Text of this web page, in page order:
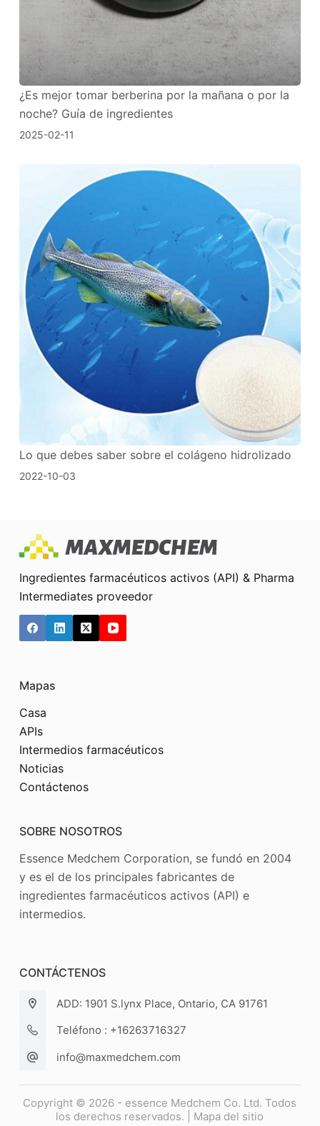
¿Es mejor tomar berberina por la mañana o por la
noche? Guía de ingredientes
2025-02-11
Lo que debes saber sobre el colágeno hidrolizado
2022-10-03
Ingredientes farmacéuticos activos (API) & Pharma
Intermediates proveedor
Mapas
Casa
APIs
Intermedios farmacéuticos
Noticias
Contáctenos
SOBRE NOSOTROS
Essence Medchem Corporation, se fundó en 2004
y es el de los principales fabricantes de
ingredientes farmacéuticos activos (API) e
intermedios.
CONTÁCTENOS
ADD: 1901 S.lynx Place, Ontario, CA 91761
Teléfono : +16263716327
info@maxmedchem.com
Copyright © 2026 - essence Medchem Co. Ltd. Todos
los derechos reservados. | Mapa del sitio